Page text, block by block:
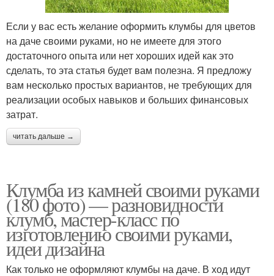
Если у вас есть желание оформить клумбы для цветов
на даче своими руками, но не имеете для этого
достаточного опыта или нет хороших идей как это
сделать, то эта статья будет вам полезна. Я предложу
вам несколько простых вариантов, не требующих для
реализации особых навыков и больших финансовых
затрат.
читать дальше →
Клумба из камней своими руками
(180 фото) — разновидности
клумб, мастер-класс по
изготовлению своими руками,
идеи дизайна
Как только не оформляют клумбы на даче. В ход идут